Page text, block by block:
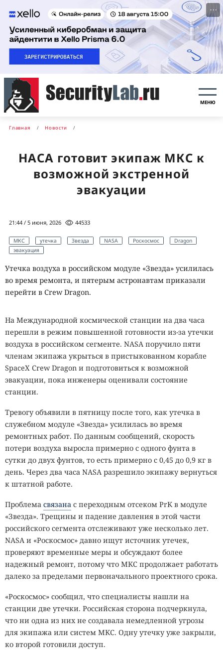
···
МЕНЮ
Главная Новости
НАСА готовит экипаж МКС к
возможной экстренной
эвакуации
21:44 / 5 июня, 2026 44533
МКС утечка Звезда NASA Роскосмос
Dragon
эвакуация
Утечка воздуха в российском модуле «Звезда» усилилась
во время ремонта, и пятерым астронавтам приказали
перейти в Crew Dragon.
На Международной космической станции на два часа
перешли в режим повышенной готовности из-за утечки
воздуха в российском сегменте. NASA поручило пяти
членам экипажа укрыться в пристыкованном корабле
SpaceX Crew Dragon и подготовиться к возможной
эвакуации, пока инженеры оценивали состояние
станции.
Тревогу объявили в пятницу после того, как утечка в
служебном модуле «Звезда» усилилась во время
ремонтных работ. По данным сообщений, скорость
потери воздуха выросла примерно с одного фунта в
сутки до двух фунтов, то есть примерно с 0,45 до 0,9 кг в
день. Через два часа NASA разрешило экипажу вернуться
к штатной работе.
Проблема связана с переходным отсеком PrK в модуле
«Звезда». Трещины и падение давления в этой части
российского сегмента отслеживают уже несколько лет.
NASA и «Роскосмос» давно ищут источник утечек,
проверяют временные меры и обсуждают более
надежный ремонт, потому что МКС продолжает работать
далеко за пределами первоначального проектного срока.
«Роскосмос» сообщил, что специалисты нашли на
станции две утечки. Российская сторона подчеркнула,
что ни одна из них не создавала немедленной угрозы
для экипажа или систем МКС. Одну утечку уже закрыли,
ко второй готовили доступ.